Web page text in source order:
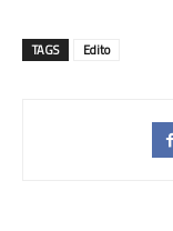
TAGS Edito